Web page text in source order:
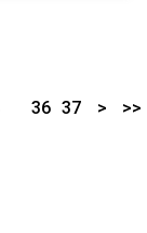
36 37 > >>